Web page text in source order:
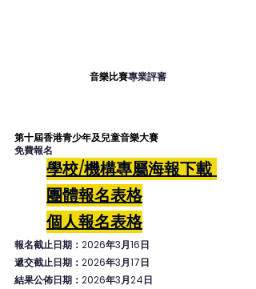
音樂比賽專業評審
第十屆香港青少年及兒童音樂大賽
免費報名
學校/機構專屬海報下載
團體報名表格
個人報名表格
報名截止日期：2026年3月16日
遞交截止日期：2026年3月17日
結果公佈日期：2026年3月24日